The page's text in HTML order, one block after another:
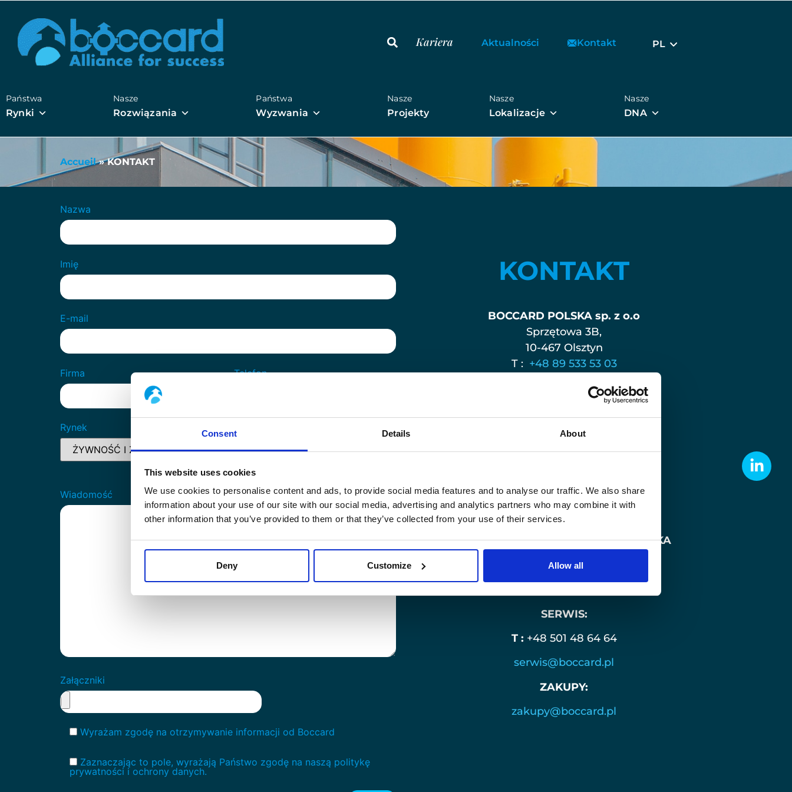
Consent Details About
This website uses cookies
We use cookies to personalise content and ads, to provide social media features and to analyse our traffic. We also share
information about your use of our site with our social media, advertising and analytics partners who may combine it with
other information that you’ve provided to them or that they’ve collected from your use of their services.
Deny Customize Allow all
Kariera Aktualności Kontakt PL
Państwa
Rynki
Nasze
Rozwiązania
Państwa
Wyzwania
Nasze
Projekty
Nasze
Lokalizacje
Nasze
DNA
Accueil»KONTAKT
Nazwa
Imię
E-mail
Firma Telefon
Rynek
Wiadomość
Załączniki
Wyrażam zgodę na otrzymywanie informacji od Boccard
Zaznaczając to pole, wyrażają Państwo zgodę na naszą politykę
prywatności i ochrony danych.
KONTAKT
BOCCARD POLSKA sp. z o.o
Sprzętowa 3B,
10-467 Olsztyn
T : +48 89 533 53 03
biuro@boccard.pl
BIURO W WARSZAWIE:
T :+48 22 380 01 30
T : +48 787 090 336
DZIAŁ HANDLOWY BOCCARD POLSKA
+48 607 674 850
SERWIS:
T : +48 501 48 64 64
serwis@boccard.pl
ZAKUPY:
zakupy@boccard.pl